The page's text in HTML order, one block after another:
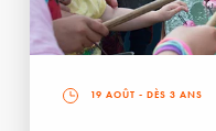
19 AOÛT - DÈS 3 ANS